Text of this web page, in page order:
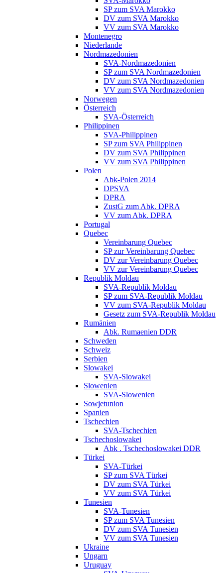
SP zum SVA Marokko
DV zum SVA Marokko
VV zum SVA Marokko
Montenegro
Niederlande
Nordmazedonien
SVA-Nordmazedonien
SP zum SVA Nordmazedonien
DV zum SVA Nordmazedonien
VV zum SVA Nordmazedonien
Norwegen
Österreich
SVA-Österreich
Philippinen
SVA-Philippinen
SP zum SVA Philippinen
DV zum SVA Philippinen
VV zum SVA Philippinen
Polen
Abk-Polen 2014
DPSVA
DPRA
ZustG zum Abk. DPRA
VV zum Abk. DPRA
Portugal
Quebec
Vereinbarung Quebec
SP zur Vereinbarung Quebec
DV zur Vereinbarung Quebec
VV zur Vereinbarung Quebec
Republik Moldau
SVA-Republik Moldau
SP zum SVA-Republik Moldau
VV zum SVA-Republik Moldau
Gesetz zum SVA-Republik Moldau
Rumänien
Abk. Rumaenien DDR
Schweden
Schweiz
Serbien
Slowakei
SVA-Slowakei
Slowenien
SVA-Slowenien
Sowjetunion
Spanien
Tschechien
SVA-Tschechien
Tschechoslowakei
Abk . Tschechoslowakei DDR
Türkei
SVA-Türkei
SP zum SVA Türkei
DV zum SVA Türkei
VV zum SVA Türkei
Tunesien
SVA-Tunesien
SP zum SVA Tunesien
DV zum SVA Tunesien
VV zum SVA Tunesien
Ukraine
Ungarn
Uruguay